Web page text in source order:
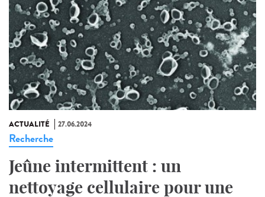
ACTUALITÉ 27.06.2024
Recherche
Jeûne intermittent : un
nettoyage cellulaire pour une